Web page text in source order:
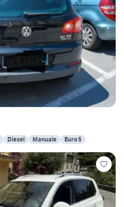
Diesel Manuale Euro 5